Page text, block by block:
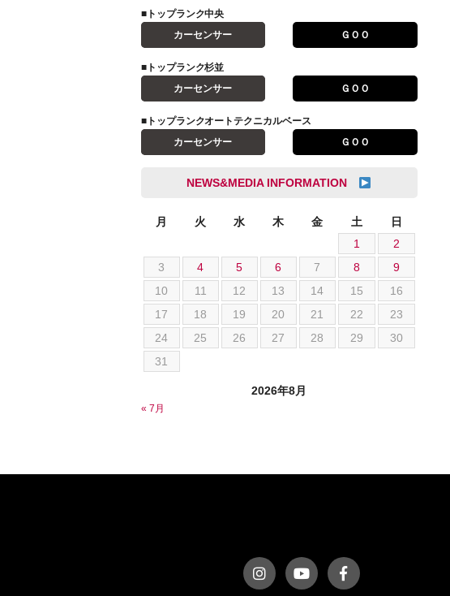
小澤 孝久
小野 利公
山本 大輔
岩井 裕一
川島 沙耶
杉崎 雅司
池根 陸
池田 悠亮
石川 成一郎
粟飯原 卓也
荒居 力哉
菊池 大誠
FIAT
JAGUAR
VOLVO
アストンマーティン
アバルト
アルファロメオ
クライスラージープ
シボレー
ジャガー
スズキ
スバル
ダッジ
トヨタ
■トップランク中央
カーセンサー
ＧＯＯ
■トップランク杉並
カーセンサー
ＧＯＯ
■トップランクオートテクニカルベース
カーセンサー
ＧＯＯ
NEWS&MEDIA INFORMATION
2026年8月
月 火 水 木 金 土
日
1
2
3
4 5 6 7 8
9
10
11 12 13 14 15
16
17
18 19 20 21 22
23
24
25 26 27 28 29
30
31
« 7月